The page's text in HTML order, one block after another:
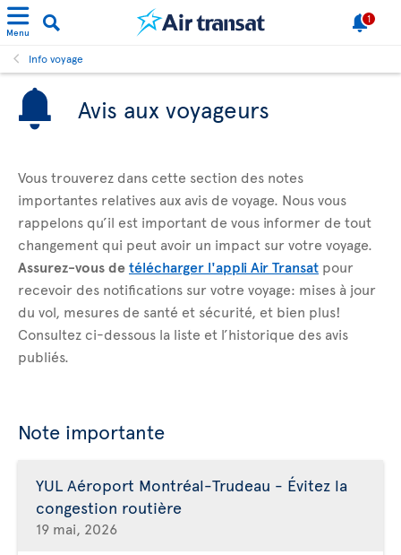
Menu
1
Info voyage
Avis aux voyageurs
Vous trouverez dans cette section des notes
importantes relatives aux avis de voyage. Nous vous
rappelons qu’il est important de vous informer de tout
changement qui peut avoir un impact sur votre voyage.
Assurez-vous detélécharger l'appli Air Transat pour
recevoir des notifications sur votre voyage: mises à jour
du vol, mesures de santé et sécurité, et bien plus!
Consultez ci-dessous la liste et l’historique des avis
publiés.
Note importante
YUL Aéroport Montréal-Trudeau - Évitez la
congestion routière
19 mai, 2026